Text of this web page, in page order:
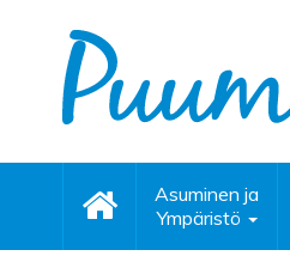
Asuminen ja
Ympäristö